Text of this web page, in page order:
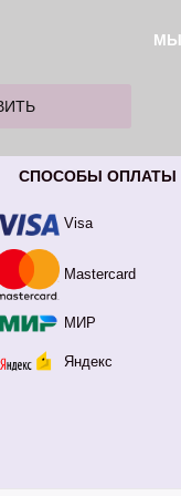
МЫ
СПОСОБЫ ОПЛАТЫ
Visa
Mastercard
МИР
Яндекс